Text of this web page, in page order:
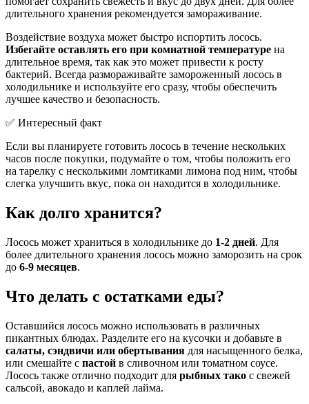
длительного хранения рекомендуется замораживание.
Воздействие воздуха может быстро испортить лосось.
Избегайте оставлять его при комнатной температуре на
длительное время, так как это может привести к росту
бактерий. Всегда размораживайте замороженный лосось в
холодильнике и используйте его сразу, чтобы обеспечить
лучшее качество и безопасность.
✅ Интересный факт
Если вы планируете готовить лосось в течение нескольких
часов после покупки, подумайте о том, чтобы положить его
на тарелку с несколькими ломтиками лимона под ним, чтобы
слегка улучшить вкус, пока он находится в холодильнике.
Как долго хранится?
Лосось может храниться в холодильнике до 1-2 дней. Для
более длительного хранения лосось можно заморозить на срок
до 6-9 месяцев.
Что делать с остатками еды?
Оставшийся лосось можно использовать в различных
пикантных блюдах. Разделите его на кусочки и добавьте в
салаты, сэндвичи или обертывания для насыщенного белка,
или смешайте с пастой в сливочном или томатном соусе.
Лосось также отлично подходит для рыбных тако с свежей
сальсой, авокадо и каплей лайма.